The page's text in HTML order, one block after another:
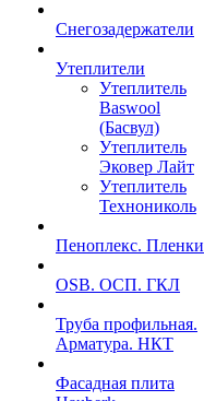
Снегозадержатели
Утеплители
Утеплитель
Baswool
(Басвул)
Утеплитель
Эковер Лайт
Утеплитель
Технониколь
Пеноплекс. Пленки
OSB. ОСП. ГКЛ
Труба профильная.
Арматура. НКТ
Фасадная плита